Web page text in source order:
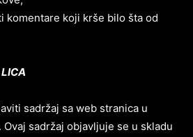
komentare koji krše bilo šta od
sadržaj sa web stranica u
sadržaj objavljuje se u skladu